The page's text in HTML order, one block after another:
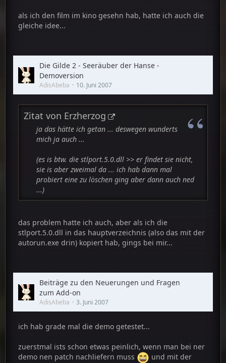
als ich den film im kino gesehn hab, hatte ich auch die
gleiche idee...
Die Gilde 2 - Seeräuber der Hanse -
Demoversion
AdisAbeba 10. Juni 2007
Zitat von Erzherzog
ja das hätte ich getan ... deswegen wunderts
mich ja auch ...
(es is btw. die stlport.5.0.dll >> er findet sie nicht,
sie is aber zweimal da ... ich hab dann mal
probiert eine zu löschen ging aber dann auch ned
...)
das problem hatte ich auch, aber als ich die
stlport.5.0.dll in das hauptverzeichnis (also das mit der
autorun.exe drin) kopiert hab, gings bei mir...
Beiträge zu den Neuerungen und Fragen
zum Add-on
AdisAbeba 3. Juni 2007
ich hab grade mal die demo getestet...
zuerstmal ists schon etwas peinlich, wenn man bei ner
demo nen patch nachliefern muss
und mit der